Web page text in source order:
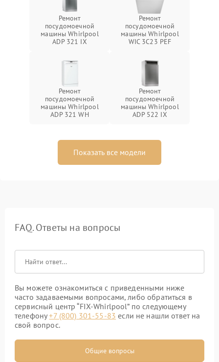
Ремонт
посудомоечной
машины Whirlpool
ADP 321 IX
Ремонт
посудомоечной
машины Whirlpool
WIC 3C23 PEF
Ремонт
посудомоечной
машины Whirlpool
ADP 321 WH
Ремонт
посудомоечной
машины Whirlpool
ADP 522 IX
Показать все модели
FAQ. Ответы на вопросы
Вы можете ознакомиться с приведенными ниже
часто задаваемыми вопросами, либо обратиться в
сервисный центр “FIX-Whirlpool” по следующему
телефону+7 (800) 301-55-83 если не нашли ответ на
свой вопрос.
Общие вопросы